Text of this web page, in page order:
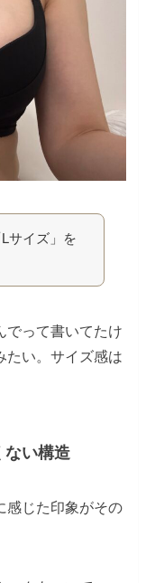
サイズ」を
でって書いてたけ
たい。サイズ感は
ない構造
感じた印象がその